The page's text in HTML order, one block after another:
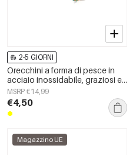
2-5 GIORNI
Orecchini a forma di pesce in
acciaio inossidabile, graziosi e
semplici, della serie Daily
Simple, gioielli da donna.
MSRP €14,99
€4,50
Magazzino UE